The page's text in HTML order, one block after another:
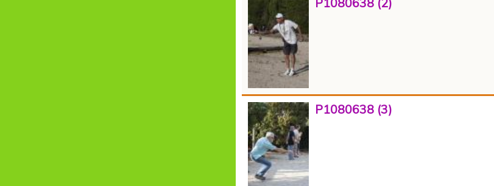
P1080638 (2)
P1080638 (3)